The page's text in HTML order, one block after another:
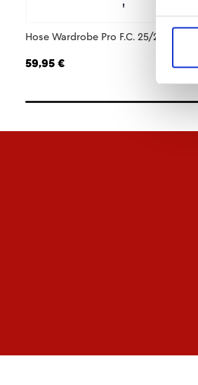
Hose Wardrobe Pro F.C. 25/26 Herren
59,95 €